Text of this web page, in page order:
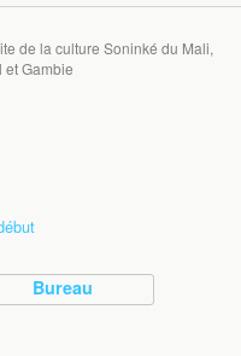
de la culture Soninké du Mali,
et Gambie
Bureau